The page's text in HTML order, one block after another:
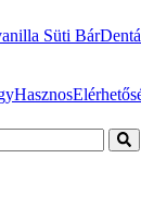
Süti Bár
Hasznos